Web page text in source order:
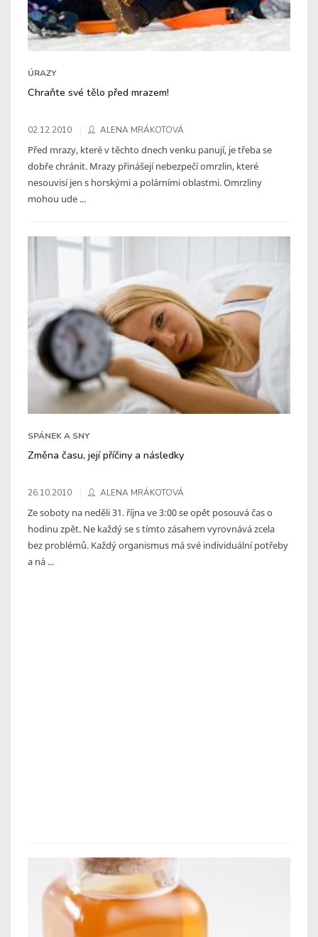
ÚRAZY
Chraňte své tělo před mrazem!
02.12.2010 ALENA MRÁKOTOVÁ
Před mrazy, které v těchto dnech venku panují, je třeba se
dobře chránit. Mrazy přinášejí nebezpečí omrzlin, které
nesouvisí jen s horskými a polárními oblastmi. Omrzliny
mohou ude ...
SPÁNEK A SNY
Změna času, její příčiny a následky
26.10.2010 ALENA MRÁKOTOVÁ
Ze soboty na neděli 31. října ve 3:00 se opět posouvá čas o
hodinu zpět. Ne každý se s tímto zásahem vyrovnává zcela
bez problémů. Každý organismus má své individuální potřeby
a ná ...